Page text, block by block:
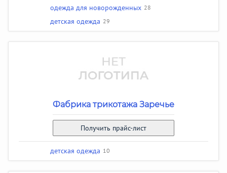
одежда для новорожденных 28
детская одежда 29
Фабрика трикотажа Заречье
Получить прайс-лист
детская одежда 10